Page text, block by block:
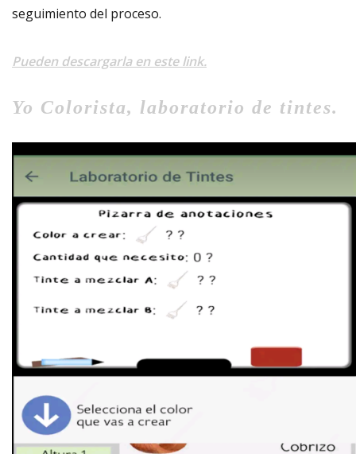
seguimiento del proceso.
Pueden descargarla en este link.
Yo Colorista, laboratorio de tintes.